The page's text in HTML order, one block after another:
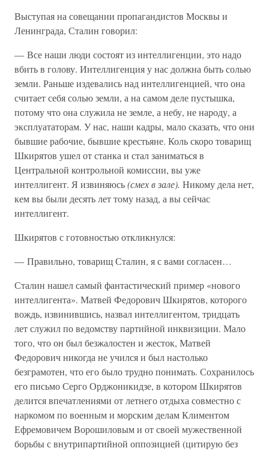
Выступая на совещании пропагандистов Москвы и
Ленинграда, Сталин говорил:
— Все наши люди состоят из интеллигенции, это надо
вбить в голову. Интеллигенция у нас должна быть солью
земли. Раньше издевались над интеллигенцией, что она
считает себя солью земли, а на самом деле пустышка,
потому что она служила не земле, а небу, не народу, а
эксплуататорам. У нас, наши кадры, мало сказать, что они
бывшие рабочие, бывшие крестьяне. Коль скоро товарищ
Шкирятов ушел от станка и стал заниматься в
Центральной контрольной комиссии, вы уже
интеллигент. Я извиняюсь(смех в зале). Никому дела нет,
кем вы были десять лет тому назад, а вы сейчас
интеллигент.
Шкирятов с готовностью откликнулся:
— Правильно, товарищ Сталин, я с вами согласен…
Сталин нашел самый фантастический пример «нового
интеллигента». Матвей Федорович Шкирятов, которого
вождь, извинившись, назвал интеллигентом, тридцать
лет служил по ведомству партийной инквизиции. Мало
того, что он был безжалостен и жесток, Матвей
Федорович никогда не учился и был настолько
безграмотен, что его было трудно понимать. Сохранилось
его письмо Серго Орджоникидзе, в котором Шкирятов
делится впечатлениями от летнего отдыха совместно с
наркомом по военным и морским делам Климентом
Ефремовичем Ворошиловым и от своей мужественной
борьбы с внутрипартийной оппозицией (цитирую без